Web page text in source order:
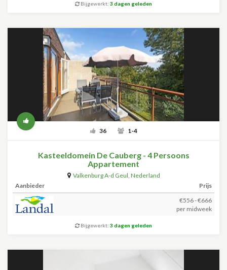
Bijgewerkt: 3 dagen geleden
36 1-4
Kasteeldomein De Cauberg - 4 Persoons
Appartement
Valkenburg A-d Geul, Nederland
Aanbieder
Prijs
€556 - €666
per midweek
Bijgewerkt: 3 dagen geleden